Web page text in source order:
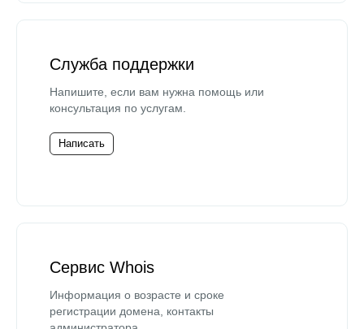
Служба поддержки
Напишите, если вам нужна помощь или
консультация по услугам.
Написать
Сервис Whois
Информация о возрасте и сроке
регистрации домена, контакты